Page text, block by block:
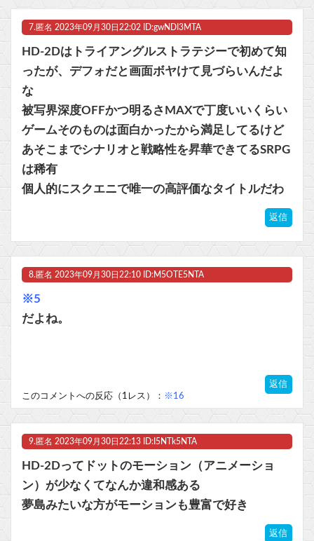
7. 匿名 2023年09月30日22:02 ID:gwNDI3MTA
HD-2Dはトライアングルストラテジーで初めて知
ったが、デフォだと画面ボヤけて見づらいんだよ
な
被写界深度OFFかつ明るさMAXで丁度いいくらい
ゲームそのものは面白かったから満足してるけど
あそこまでシナリオと戦略性を昇華できてるSRPG
は稀有
個人的にスクエニで唯一の高評価なタイトルだわ
返信
8. 匿名 2023年09月30日22:10 ID:M5OTE5NTA
※5
だよね。
返信
このコメントへの反応（1レス）： ※16
9. 匿名 2023年09月30日22:13 ID:I5NTk5NTA
HD-2Dってドットのモーション（アニメーショ
ン）が少なくてなんか違和感ある
夢島みたいな方がモーションも豊富で好き
返信